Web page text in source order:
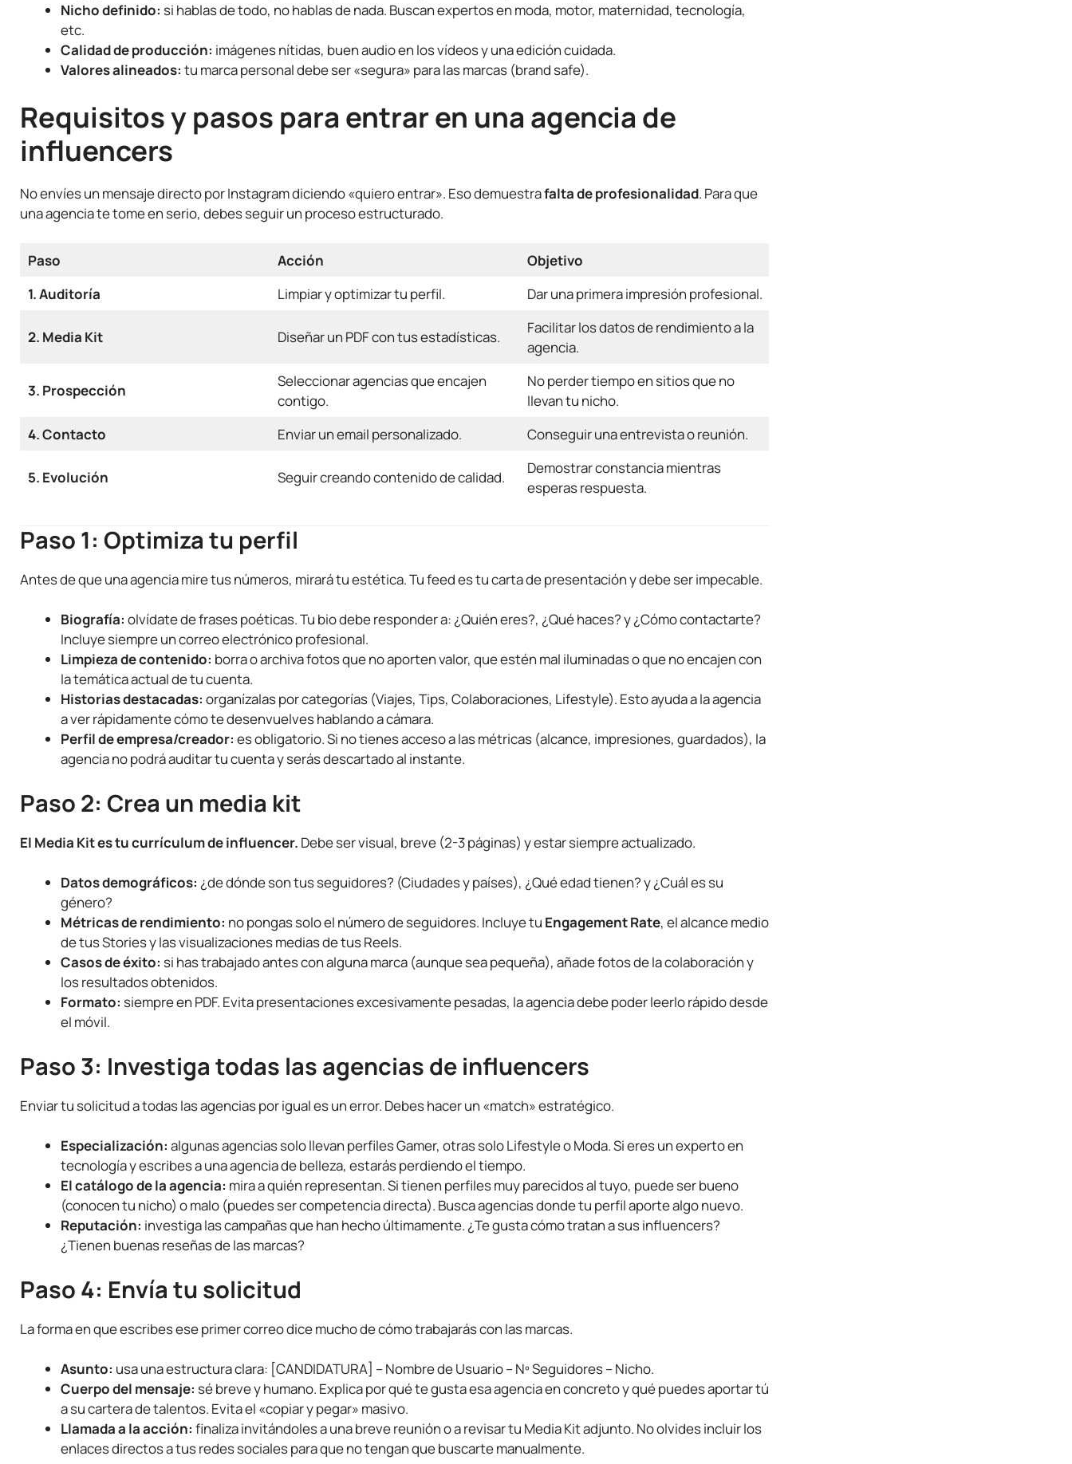
Nicho definido: si hablas de todo, no hablas de nada. Buscan expertos en moda, motor, maternidad, tecnología,
etc.
Calidad de producción: imágenes nítidas, buen audio en los vídeos y una edición cuidada.
Valores alineados: tu marca personal debe ser «segura» para las marcas (brand safe).
Requisitos y pasos para entrar en una agencia de
influencers
No envíes un mensaje directo por Instagram diciendo «quiero entrar». Eso demuestrafalta de profesionalidad. Para que
una agencia te tome en serio, debes seguir un proceso estructurado.
Paso Acción
Objetivo
1. Auditoría
Limpiar y optimizar tu perfil. Dar una primera impresión profesional.
2. Media Kit Diseñar un PDF con tus estadísticas.
Facilitar los datos de rendimiento a la
agencia.
3. Prospección
Seleccionar agencias que encajen
contigo.
No perder tiempo en sitios que no
llevan tu nicho.
4. Contacto
Enviar un email personalizado. Conseguir una entrevista o reunión.
5. Evolución Seguir creando contenido de calidad.
Demostrar constancia mientras
esperas respuesta.
Paso 1: Optimiza tu perfil
Antes de que una agencia mire tus números, mirará tu estética. Tu feed es tu carta de presentación y debe ser impecable.
Biografía: olvídate de frases poéticas. Tu bio debe responder a: ¿Quién eres?, ¿Qué haces? y ¿Cómo contactarte?
Incluye siempre un correo electrónico profesional.
Limpieza de contenido: borra o archiva fotos que no aporten valor, que estén mal iluminadas o que no encajen con
la temática actual de tu cuenta.
Historias destacadas: organízalas por categorías (Viajes, Tips, Colaboraciones, Lifestyle). Esto ayuda a la agencia
a ver rápidamente cómo te desenvuelves hablando a cámara.
Perfil de empresa/creador: es obligatorio. Si no tienes acceso a las métricas (alcance, impresiones, guardados), la
agencia no podrá auditar tu cuenta y serás descartado al instante.
Paso 2: Crea un media kit
El Media Kit es tu currículum de influencer. Debe ser visual, breve (2-3 páginas) y estar siempre actualizado.
Datos demográficos: ¿de dónde son tus seguidores? (Ciudades y países), ¿Qué edad tienen? y ¿Cuál es su
género?
Métricas de rendimiento: no pongas solo el número de seguidores. Incluye tu Engagement Rate, el alcance medio
de tus Stories y las visualizaciones medias de tus Reels.
Casos de éxito: si has trabajado antes con alguna marca (aunque sea pequeña), añade fotos de la colaboración y
los resultados obtenidos.
Formato: siempre en PDF. Evita presentaciones excesivamente pesadas, la agencia debe poder leerlo rápido desde
el móvil.
Paso 3: Investiga todas las agencias de influencers
Enviar tu solicitud a todas las agencias por igual es un error. Debes hacer un «match» estratégico.
Especialización: algunas agencias solo llevan perfiles Gamer, otras solo Lifestyle o Moda. Si eres un experto en
tecnología y escribes a una agencia de belleza, estarás perdiendo el tiempo.
El catálogo de la agencia: mira a quién representan. Si tienen perfiles muy parecidos al tuyo, puede ser bueno
(conocen tu nicho) o malo (puedes ser competencia directa). Busca agencias donde tu perfil aporte algo nuevo.
Reputación: investiga las campañas que han hecho últimamente. ¿Te gusta cómo tratan a sus influencers?
¿Tienen buenas reseñas de las marcas?
Paso 4: Envía tu solicitud
La forma en que escribes ese primer correo dice mucho de cómo trabajarás con las marcas.
Asunto: usa una estructura clara: [CANDIDATURA] – Nombre de Usuario – Nº Seguidores – Nicho.
Cuerpo del mensaje: sé breve y humano. Explica por qué te gusta esa agencia en concreto y qué puedes aportar tú
a su cartera de talentos. Evita el «copiar y pegar» masivo.
Llamada a la acción: finaliza invitándoles a una breve reunión o a revisar tu Media Kit adjunto. No olvides incluir los
enlaces directos a tus redes sociales para que no tengan que buscarte manualmente.